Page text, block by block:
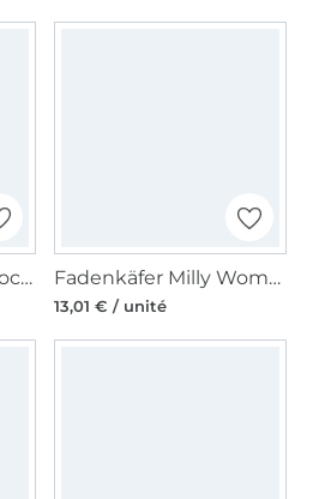
E-Book Miou Miou Rock Nelda,, en allemand Fadenkäfer Milly Women paper pattern, en allemand
13,01 € / unité